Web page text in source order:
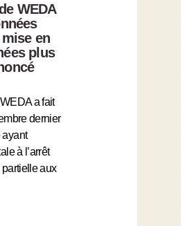
WEDA
en
plus
a fait
dernier
ayant
à l’arrêt
aux